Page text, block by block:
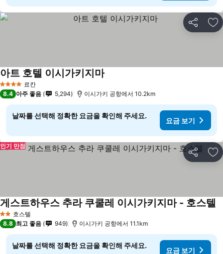
공유 즐
4 성급 료칸
아트 호텔 이시가키지마
8.4 아주 좋음 5,294 이시가키 공항에서 10.2km
날짜를 선택해 정확한 요금을 확인해 주세요.
요금 보기
공유 즐
인기 만점
2 성급호스텔
게스트하우스 추라 쿠쿨레 이시가키지마 - 호스텔
8.8 최고 좋음 949 이시가키 공항에서 11.1km
날짜를 선택해 정확한 요금을 확인해 주세요.
요금 보기